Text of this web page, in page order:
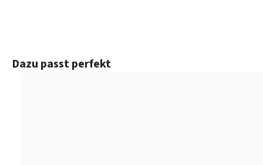
Produktgalerie überspringen
Dazu passt perfekt